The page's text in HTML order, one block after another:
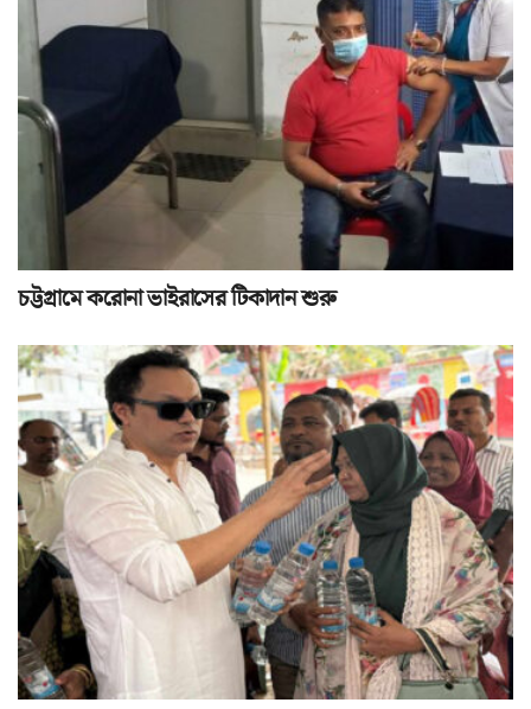
চট্টগ্রামে করোনা ভাইরাসের টিকাদান শুরু